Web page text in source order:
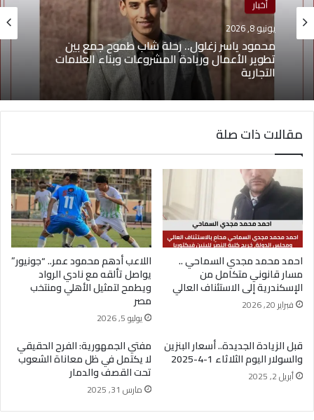
أخبار
يونيو 8, 2026
محمود ياسر زغلول.. رحلة شاب طموح جمع بين
تطوير الأعمال وريادة المشروعات وبناء العلامات
منوعات
يونيو 4, 2026
يوسف أيمن درويش.. عقلية بيعية شابة تقود التغيير
وتؤهل الشباب لسوق العمل2026
مقالات ذات صلة
احمد محمد مجدي السماحي ..
مسار قانوني متكامل من
الإسكندرية إلى الاستئناف العالي
فبراير 20, 2026
اللاعب أدهم محمود عمر.. “جونيور”
يواصل تألقه مع نادي الرواد
ويطمح لتمثيل الأهلي ومنتخب
مصر
يوليو 5, 2026
قبل الزيادة الجديدة.. أسعار البنزين
والسولار اليوم الثلاثاء 1-4-2025
أبريل 2, 2025
مفتي الجمهورية: الفرح الحقيقي
لا يكتمل في ظل معاناة الشعوب
تحت القصف والدمار
مارس 31, 2025